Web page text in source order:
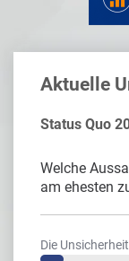
Aktuelle
Status Quo
Welche
am ehesten
Die